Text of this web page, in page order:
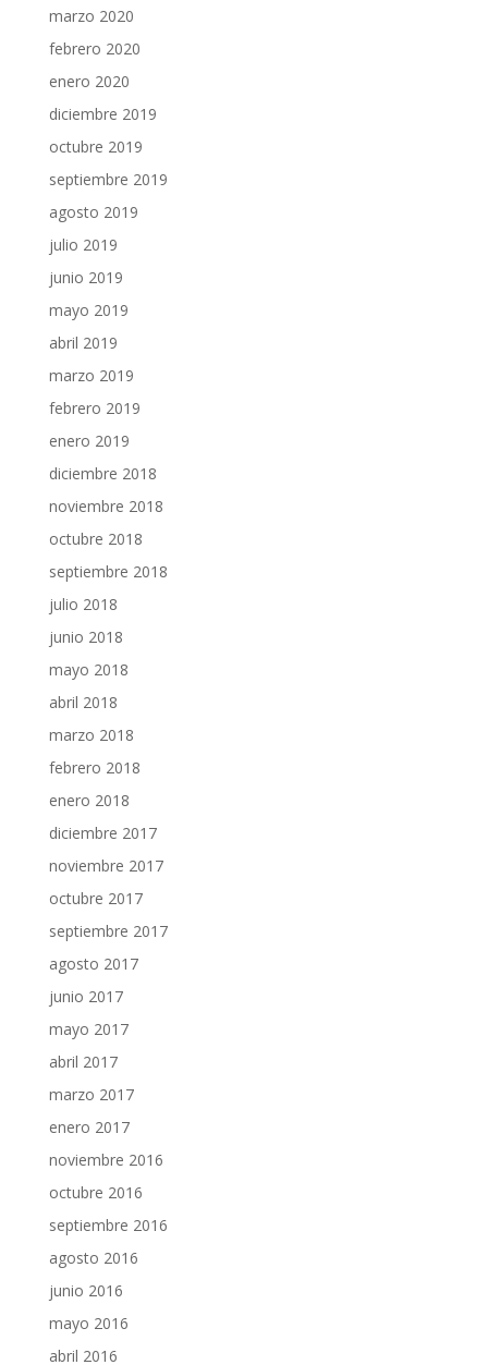
marzo 2020
febrero 2020
enero 2020
diciembre 2019
octubre 2019
septiembre 2019
agosto 2019
julio 2019
junio 2019
mayo 2019
abril 2019
marzo 2019
febrero 2019
enero 2019
diciembre 2018
noviembre 2018
octubre 2018
septiembre 2018
julio 2018
junio 2018
mayo 2018
abril 2018
marzo 2018
febrero 2018
enero 2018
diciembre 2017
noviembre 2017
octubre 2017
septiembre 2017
agosto 2017
junio 2017
mayo 2017
abril 2017
marzo 2017
enero 2017
noviembre 2016
octubre 2016
septiembre 2016
agosto 2016
junio 2016
mayo 2016
abril 2016